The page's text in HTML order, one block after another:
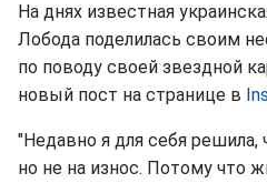
На днях известная
Лобода поделилась своим
по поводу своей звездной
новый пост на странице в
"Недавно я для себя решила,
но не на износ. Потому что